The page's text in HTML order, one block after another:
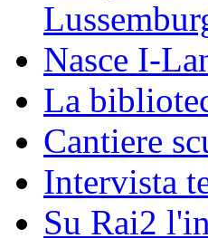
Nasce I-
La
Cantiere
Intervista
Su Rai2